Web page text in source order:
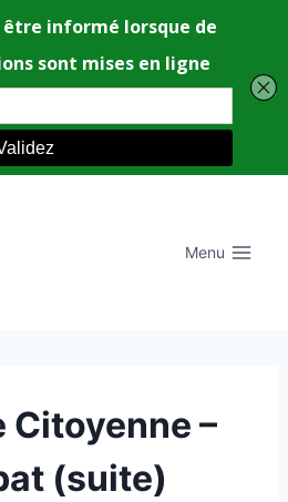
Menu
Citoyenne –
(suite)